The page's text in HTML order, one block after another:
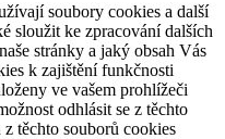
soubory cookies a další
sloužit ke zpracování dalších
stránky a jaký obsah Vás
k zajištění funkčnosti
ve vašem prohlížeči
odhlásit se z těchto
těchto souborů cookies